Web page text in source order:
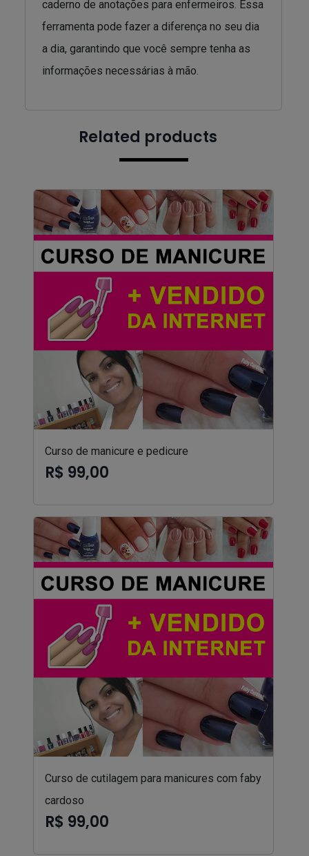
caderno de anotações para enfermeiros. Essa
ferramenta pode fazer a diferença no seu dia
a dia, garantindo que você sempre tenha as
informações necessárias à mão.
Related products
Curso de manicure e pedicure
R$ 99,00
Curso de cutilagem para manicures com faby
cardoso
R$ 99,00